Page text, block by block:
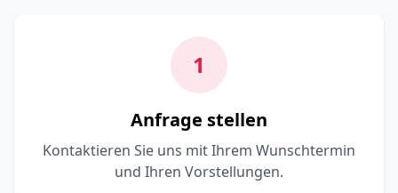
1
Anfrage stellen
Kontaktieren Sie uns mit Ihrem Wunschtermin
und Ihren Vorstellungen.